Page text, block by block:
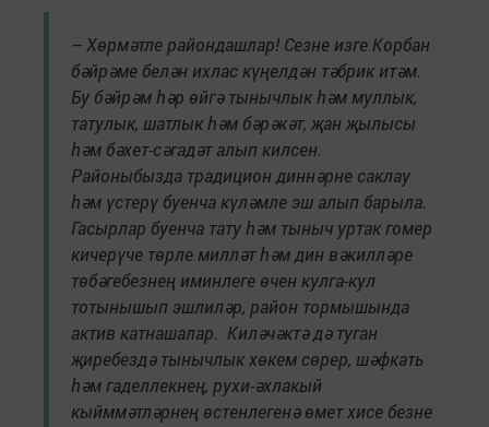
– Хөрмәтле райондашлар! Сезне изге Корбан
бәйрәме белән ихлас күңелдән тәбрик итәм.
Бу бәйрәм һәр өйгә тынычлык һәм муллык,
татулык, шатлык һәм бәрәкәт, җан җылысы
һәм бәхет-сәгадәт алып килсен.
Районыбызда традицион диннәрне саклау
һәм үстерү буенча күләмле эш алып барыла.
Гасырлар буенча тату һәм тыныч уртак гомер
кичерүче төрле милләт һәм дин вәкилләре
төбәгебезнең иминлеге өчен кулга-кул
тотынышып эшлиләр, район тормышында
актив катнашалар. Киләчәктә дә туган
җиребездә тынычлык хөкем сөрер, шәфкать
һәм гаделлекнең, рухи-әхлакый
кыйммәтләрнең өстенлегенә өмет хисе безне